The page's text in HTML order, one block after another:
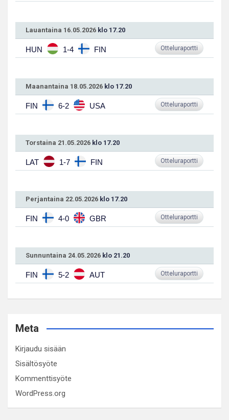
Lauantaina 16.05.2026 klo 17.20
HUN 1-4 FIN Otteluraportti
Maanantaina 18.05.2026 klo 17.20
FIN 6-2 USA Otteluraportti
Torstaina 21.05.2026 klo 17.20
LAT 1-7 FIN Otteluraportti
Perjantaina 22.05.2026 klo 17.20
FIN 4-0 GBR Otteluraportti
Sunnuntaina 24.05.2026 klo 21.20
FIN 5-2 AUT Otteluraportti
Meta
Kirjaudu sisään
Sisältösyöte
Kommenttisyöte
WordPress.org